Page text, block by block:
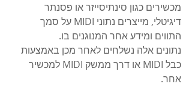
מכשירים כגון סינתיסייזר או פסנתר
דיגיטלי, מייצרים נתוני MIDI על סמך
התווים ומידע אחר המנוגנים בו.
נתונים אלה נשלחים לאחר מכן באמצעות
כבל MIDI או דרך ממשק MIDI למכשיר
אחר.